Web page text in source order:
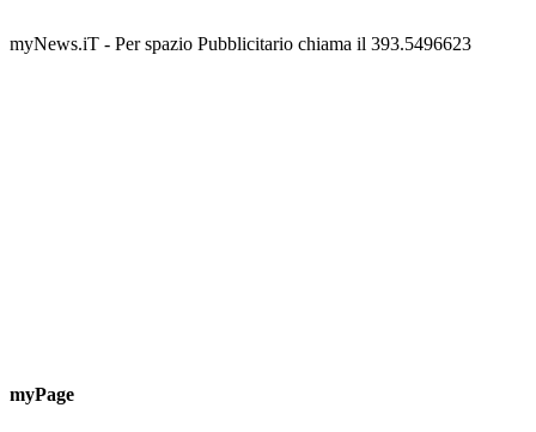
📅 6 Agosto 2026 · 09:00 · 📍 Lungomare C. Colombo
myNews.iT - Per spazio Pubblicitario chiama il 393.5496623
myPage